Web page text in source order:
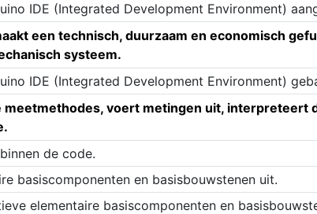
IDE (Integrated Development Environment)
een technisch, duurzaam en economisch
systeem.
IDE (Integrated Development Environment)
meetmethodes, voert metingen uit,
de code.
basiscomponenten en basisbouwstenen uit.
elementaire basiscomponenten en